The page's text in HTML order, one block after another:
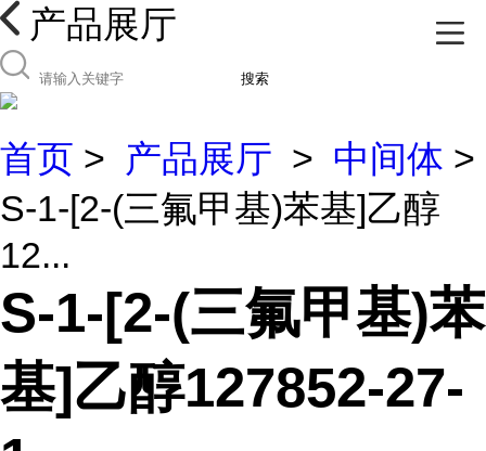
产品展厅
搜索
首页 > 产品展厅 > 中间体 >
S-1-[2-(三氟甲基)苯基]乙醇
12...
S-1-[2-(三氟甲基)苯
基]乙醇127852-27-